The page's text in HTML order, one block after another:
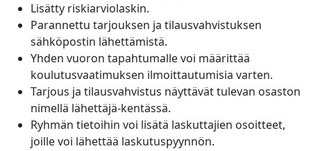
Lisätty riskiarviolaskin.
Parannettu tarjouksen ja tilausvahvistuksen
sähköpostin lähettämistä.
Yhden vuoron tapahtumalle voi määrittää
koulutusvaatimuksen ilmoittautumisia varten.
Tarjous ja tilausvahvistus näyttävät tulevan osaston
nimellä lähettäjä-kentässä.
Ryhmän tietoihin voi lisätä laskuttajien osoitteet,
joille voi lähettää laskutuspyynnön.